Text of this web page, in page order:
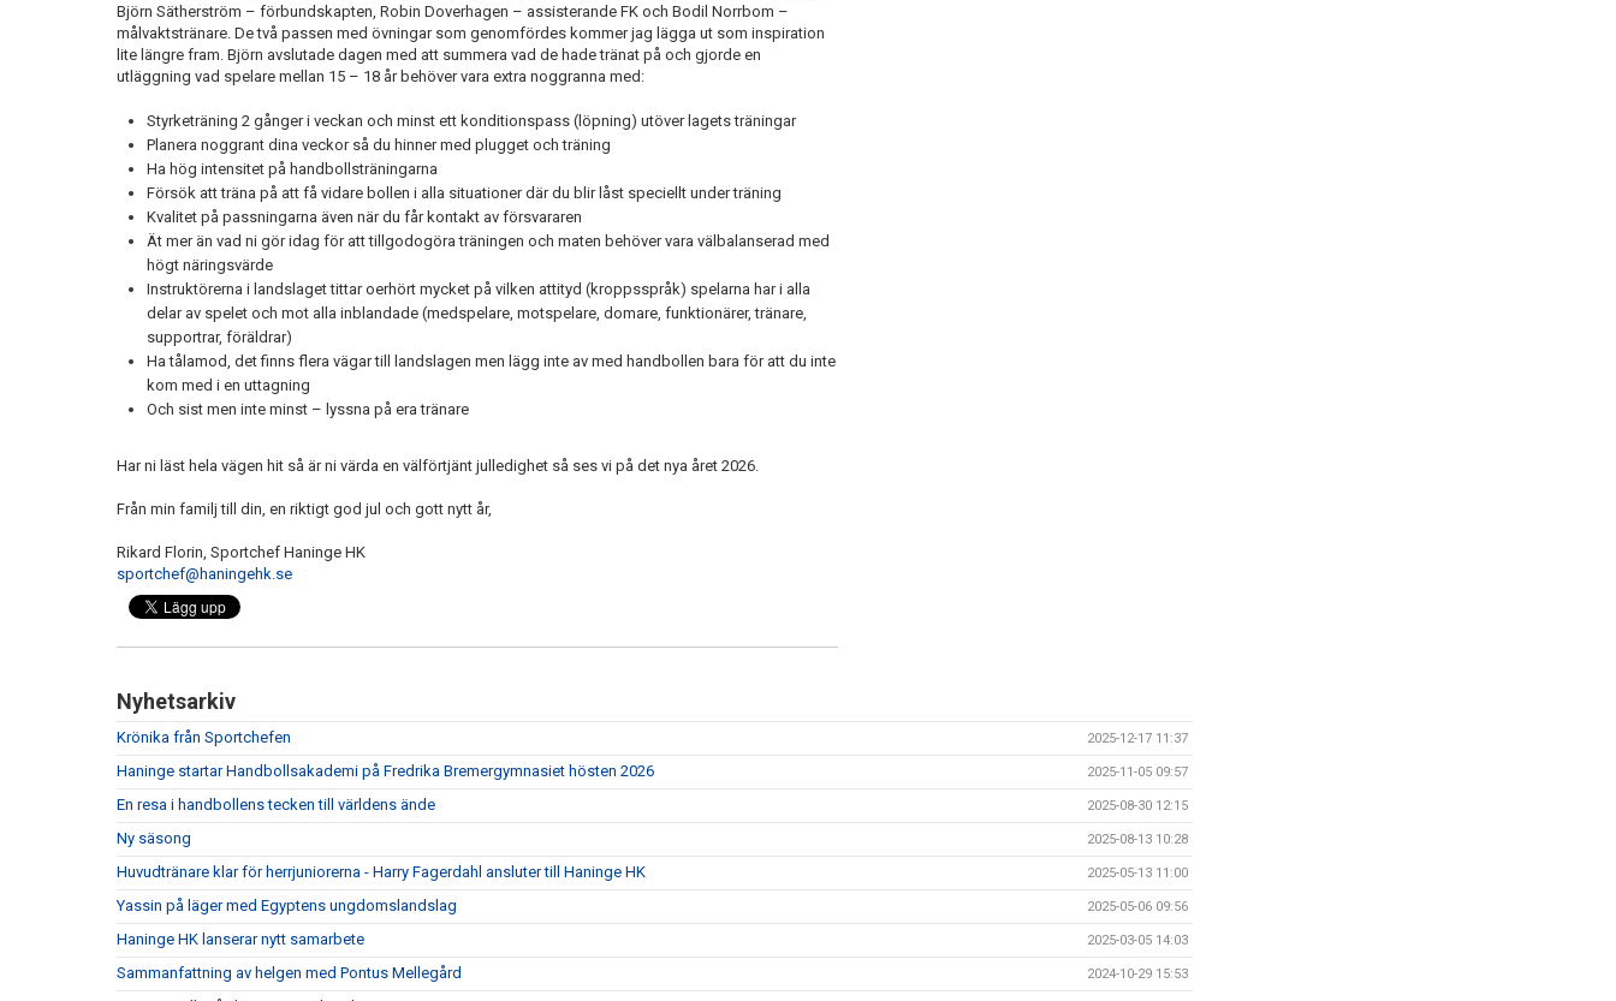
Björn Sätherström – förbundskapten, Robin Doverhagen – assisterande FK och Bodil Norrbom –
målvaktstränare. De två passen med övningar som genomfördes kommer jag lägga ut som inspiration
lite längre fram. Björn avslutade dagen med att summera vad de hade tränat på och gjorde en
utläggning vad spelare mellan 15 – 18 år behöver vara extra noggranna med:
Styrketräning 2 gånger i veckan och minst ett konditionspass (löpning) utöver lagets träningar
Planera noggrant dina veckor så du hinner med plugget och träning
Ha hög intensitet på handbollsträningarna
Försök att träna på att få vidare bollen i alla situationer där du blir låst speciellt under träning
Kvalitet på passningarna även när du får kontakt av försvararen
Ät mer än vad ni gör idag för att tillgodogöra träningen och maten behöver vara välbalanserad med
högt näringsvärde
Instruktörerna i landslaget tittar oerhört mycket på vilken attityd (kroppsspråk) spelarna har i alla
delar av spelet och mot alla inblandade (medspelare, motspelare, domare, funktionärer, tränare,
supportrar, föräldrar)
Ha tålamod, det finns flera vägar till landslagen men lägg inte av med handbollen bara för att du inte
kom med i en uttagning
Och sist men inte minst – lyssna på era tränare
Har ni läst hela vägen hit så är ni värda en välförtjänt julledighet så ses vi på det nya året 2026.
Från min familj till din, en riktigt god jul och gott nytt år,
Rikard Florin, Sportchef Haninge HK
sportchef@haningehk.se
Nyhetsarkiv
Krönika från Sportchefen 2025-12-17 11:37
Haninge startar Handbollsakademi på Fredrika Bremergymnasiet hösten 2026 2025-11-05 09:57
En resa i handbollens tecken till världens ände 2025-08-30 12:15
Ny säsong 2025-08-13 10:28
Huvudtränare klar för herrjuniorerna - Harry Fagerdahl ansluter till Haninge HK 2025-05-13 11:00
Yassin på läger med Egyptens ungdomslandslag 2025-05-06 09:56
Haninge HK lanserar nytt samarbete 2025-03-05 14:03
Sammanfattning av helgen med Pontus Mellegård 2024-10-29 15:53